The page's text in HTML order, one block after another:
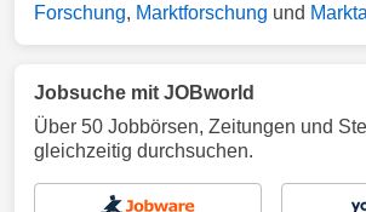
Forschung, Marktforschung und
Jobsuche mit JOBworld
Über 50 Jobbörsen, Zeitungen und
gleichzeitig durchsuchen.